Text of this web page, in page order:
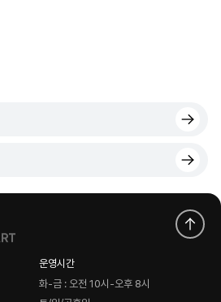
운영시간
화-금 : 오전 10시-오후 8시